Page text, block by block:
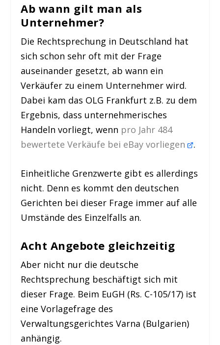
Ab wann gilt man als
Unternehmer?
Die Rechtsprechung in Deutschland hat
sich schon sehr oft mit der Frage
auseinander gesetzt, ab wann ein
Verkäufer zu einem Unternehmer wird.
Dabei kam das OLG Frankfurt z.B. zu dem
Ergebnis, dass unternehmerisches
Handeln vorliegt, wenn pro Jahr 484
bewertete Verkäufe bei eBay vorliegen .
Einheitliche Grenzwerte gibt es allerdings
nicht. Denn es kommt den deutschen
Gerichten bei dieser Frage immer auf alle
Umstände des Einzelfalls an.
Acht Angebote gleichzeitig
Aber nicht nur die deutsche
Rechtsprechung beschäftigt sich mit
dieser Frage. Beim EuGH (Rs. C-105/17) ist
eine Vorlagefrage des
Verwaltungsgerichtes Varna (Bulgarien)
anhängig.